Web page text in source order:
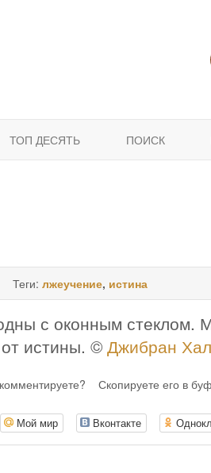
ТОП ДЕСЯТЬ ПОИСК
Теги: лжеучение, истина
с оконным стеклом.
истины. © Джибран
Скопируете его в
Мой мир Вконтакте